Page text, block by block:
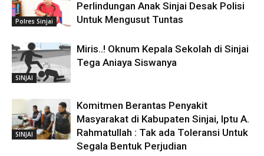
Polres Sinjai
Perlindungan Anak Sinjai Desak Polisi
Untuk Mengusut Tuntas
SINJAI
Miris..! Oknum Kepala Sekolah di Sinjai
Tega Aniaya Siswanya
SINJAI
Komitmen Berantas Penyakit
Masyarakat di Kabupaten Sinjai, Iptu A.
Rahmatullah : Tak ada Toleransi Untuk
Segala Bentuk Perjudian